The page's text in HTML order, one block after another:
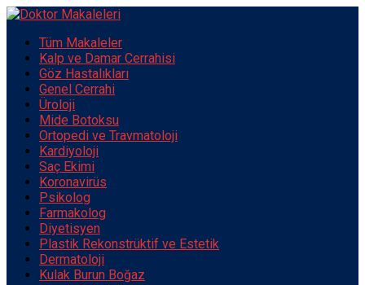
Tüm Makaleler
Kalp ve Damar Cerrahisi
Göz Hastalıkları
Genel Cerrahi
Üroloji
Mide Botoksu
Ortopedi ve Travmatoloji
Kardiyoloji
Saç Ekimi
Koronavirüs
Psikolog
Farmakolog
Diyetisyen
Plastik Rekonstrüktif ve Estetik
Dermatoloji
Kulak Burun Boğaz